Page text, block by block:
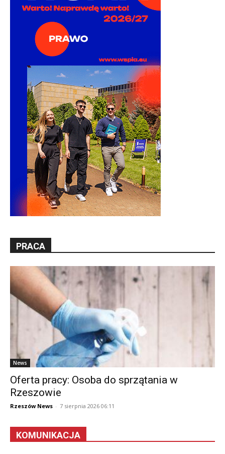
PRACA
News
Oferta pracy: Osoba do sprzątania w
Rzeszowie
Rzeszów News - 7 sierpnia 2026 06:11
KOMUNIKACJA